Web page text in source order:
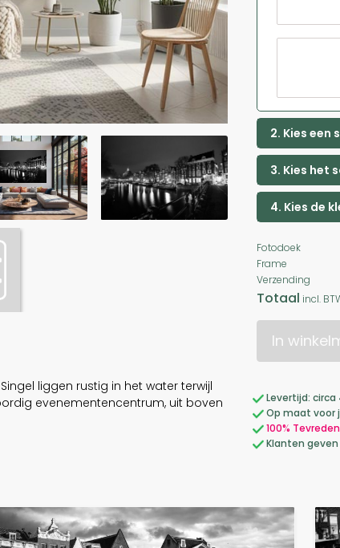
liggen rustig in het water terwijl
evenementencentrum, uit boven
2. Kies een
3. Kies het
4. Kies de
Fotodoek
Frame
Verzending
Totaal incl.
In
Levertijd:
Op maat voor
100%
Klanten